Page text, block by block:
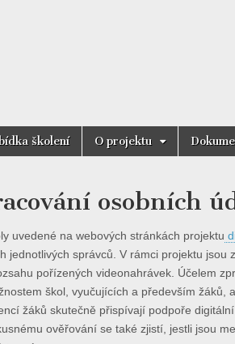
školení O projektu
osobních
uvedené na webových stránkách projektu
jednotlivých správců. V rámci projektu
pořízených videonahrávek. Účelem
škol, vyučujících a především žáků,
žáků skutečně přispívají podpoře
ověřování se také zjistí, jestli jsou